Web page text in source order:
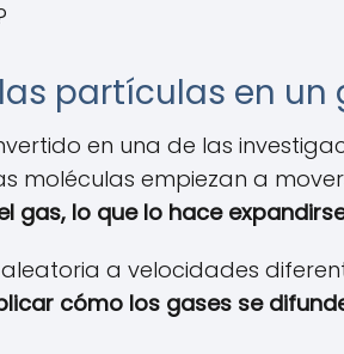
partículas en
en una de las
moléculas empiezan a
gas, lo que lo hace
a velocidades
cómo los gases se